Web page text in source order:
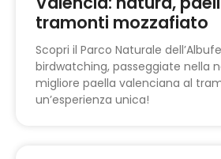
tramonti mozzafiato
Scopri il Parco Naturale
birdwatching, passeggiate nella
migliore paella valenciana al
un’esperienza unica!